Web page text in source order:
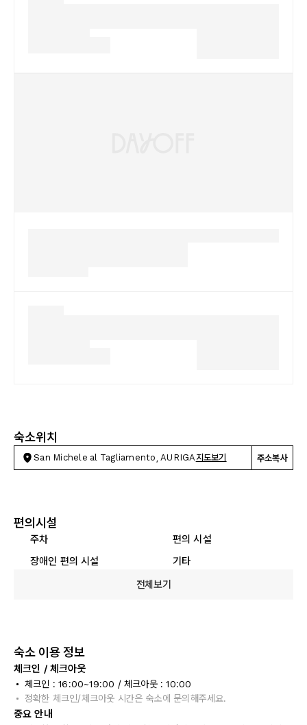
숙소위치
San Michele al Tagliamento, AURIGA 지도보기 주소복사
편의시설
주차
편의 시설
장애인 편의 시설
기타
전체보기
숙소 이용 정보
체크인 / 체크아웃
체크인 : 16:00~19:00 / 체크아웃 : 10:00
정확한 체크인/체크아웃 시간은 숙소에 문의해주세요.
중요 안내